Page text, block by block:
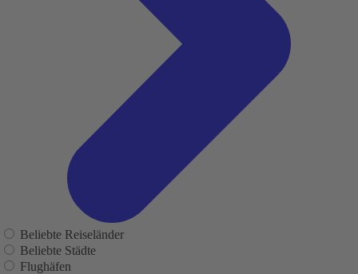
Beliebte Reiseländer
Beliebte Städte
Flughäfen